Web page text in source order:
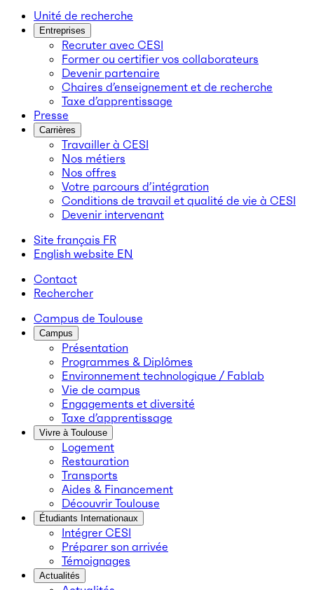
Unité de recherche
Entreprises
Recruter avec CESI
Former ou certifier vos collaborateurs
Devenir partenaire
Chaires d’enseignement et de recherche
Taxe d’apprentissage
Presse
Carrières
Travailler à CESI
Nos métiers
Nos offres
Votre parcours d’intégration
Conditions de travail et qualité de vie à CESI
Devenir intervenant
Site français FR
English website EN
Contact
Rechercher
Campus de Toulouse
Campus
Présentation
Programmes & Diplômes
Environnement technologique / Fablab
Vie de campus
Engagements et diversité
Taxe d’apprentissage
Vivre à Toulouse
Logement
Restauration
Transports
Aides & Financement
Découvrir Toulouse
Étudiants Internationaux
Intégrer CESI
Préparer son arrivée
Témoignages
Actualités